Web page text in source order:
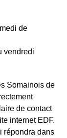
de
vendredi
Somainois de
de contact
internet EDF.
répondra dans